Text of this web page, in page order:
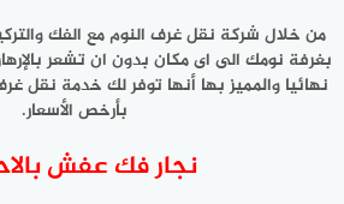
من خلال شركة نقل غرف النوم مع الفك
بغرفة نومك الى اى مكان بدون ان تشعر
نهائيا والمميز بها أنها توفر لك خدمة نقل
بأرخص الأسعار.
نجار فك عفش